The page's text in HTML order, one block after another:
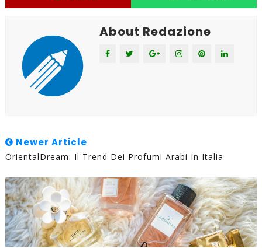
About Redazione
Newer Article
OrientalDream: Il Trend Dei Profumi Arabi In Italia